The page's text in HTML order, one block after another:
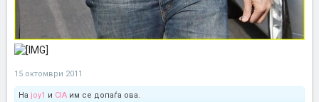
15 октомври 2011
На joy1 и CIA им се допаѓа ова.